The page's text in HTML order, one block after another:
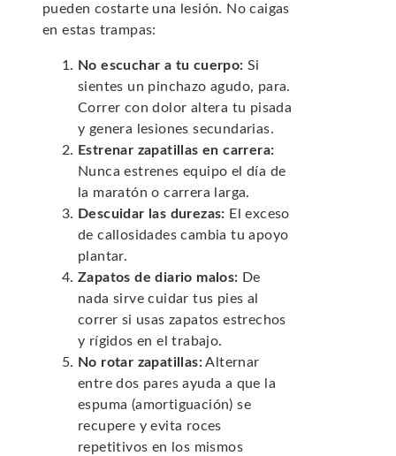
pueden costarte una lesión. No caigas
en estas trampas:
No escuchar a tu cuerpo: Si
sientes un pinchazo agudo, para.
Correr con dolor altera tu pisada
y genera lesiones secundarias.
Estrenar zapatillas en carrera:
Nunca estrenes equipo el día de
la maratón o carrera larga.
Descuidar las durezas: El exceso
de callosidades cambia tu apoyo
plantar.
Zapatos de diario malos: De
nada sirve cuidar tus pies al
correr si usas zapatos estrechos
y rígidos en el trabajo.
No rotar zapatillas:Alternar
entre dos pares ayuda a que la
espuma (amortiguación) se
recupere y evita roces
repetitivos en los mismos